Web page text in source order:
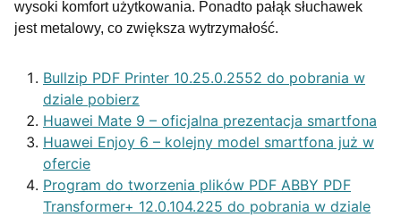
wysoki komfort użytkowania. Ponadto pałąk słuchawek
jest metalowy, co zwiększa wytrzymałość.
Bullzip PDF Printer 10.25.0.2552 do pobrania w
dziale pobierz
Huawei Mate 9 – oficjalna prezentacja smartfona
Huawei Enjoy 6 – kolejny model smartfona już w
ofercie
Program do tworzenia plików PDF ABBY PDF
Transformer+ 12.0.104.225 do pobrania w dziale